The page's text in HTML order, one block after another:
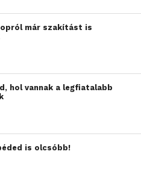
már szakítást is
hol vannak a legfiatalabb
is olcsóbb!